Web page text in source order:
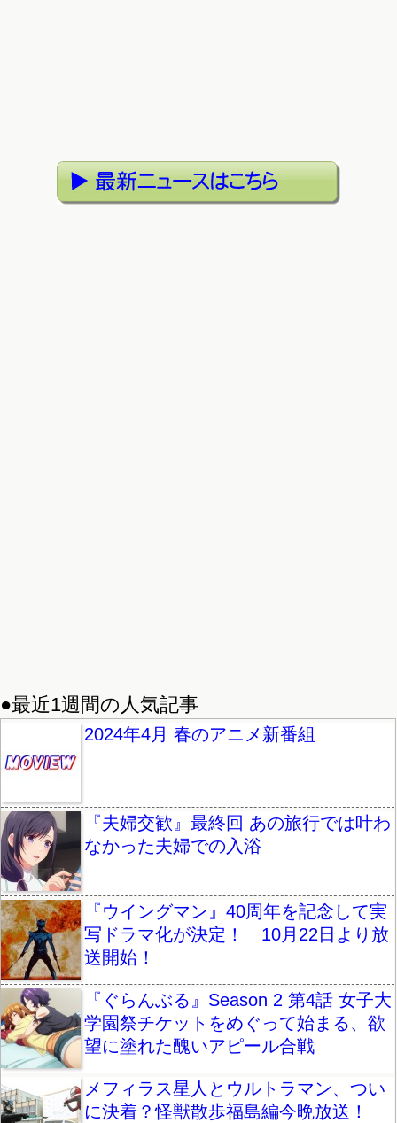
●最近1週間の人気記事
2024年4月 春のアニメ新番組
『夫婦交歓』最終回 あの旅行では叶わ
なかった夫婦での入浴
『ウイングマン』40周年を記念して実
写ドラマ化が決定！ 10月22日より放
送開始！
『ぐらんぶる』Season 2 第4話 女子大
学園祭チケットをめぐって始まる、欲
望に塗れた醜いアピール合戦
メフィラス星人とウルトラマン、つい
に決着？怪獣散歩福島編今晩放送！